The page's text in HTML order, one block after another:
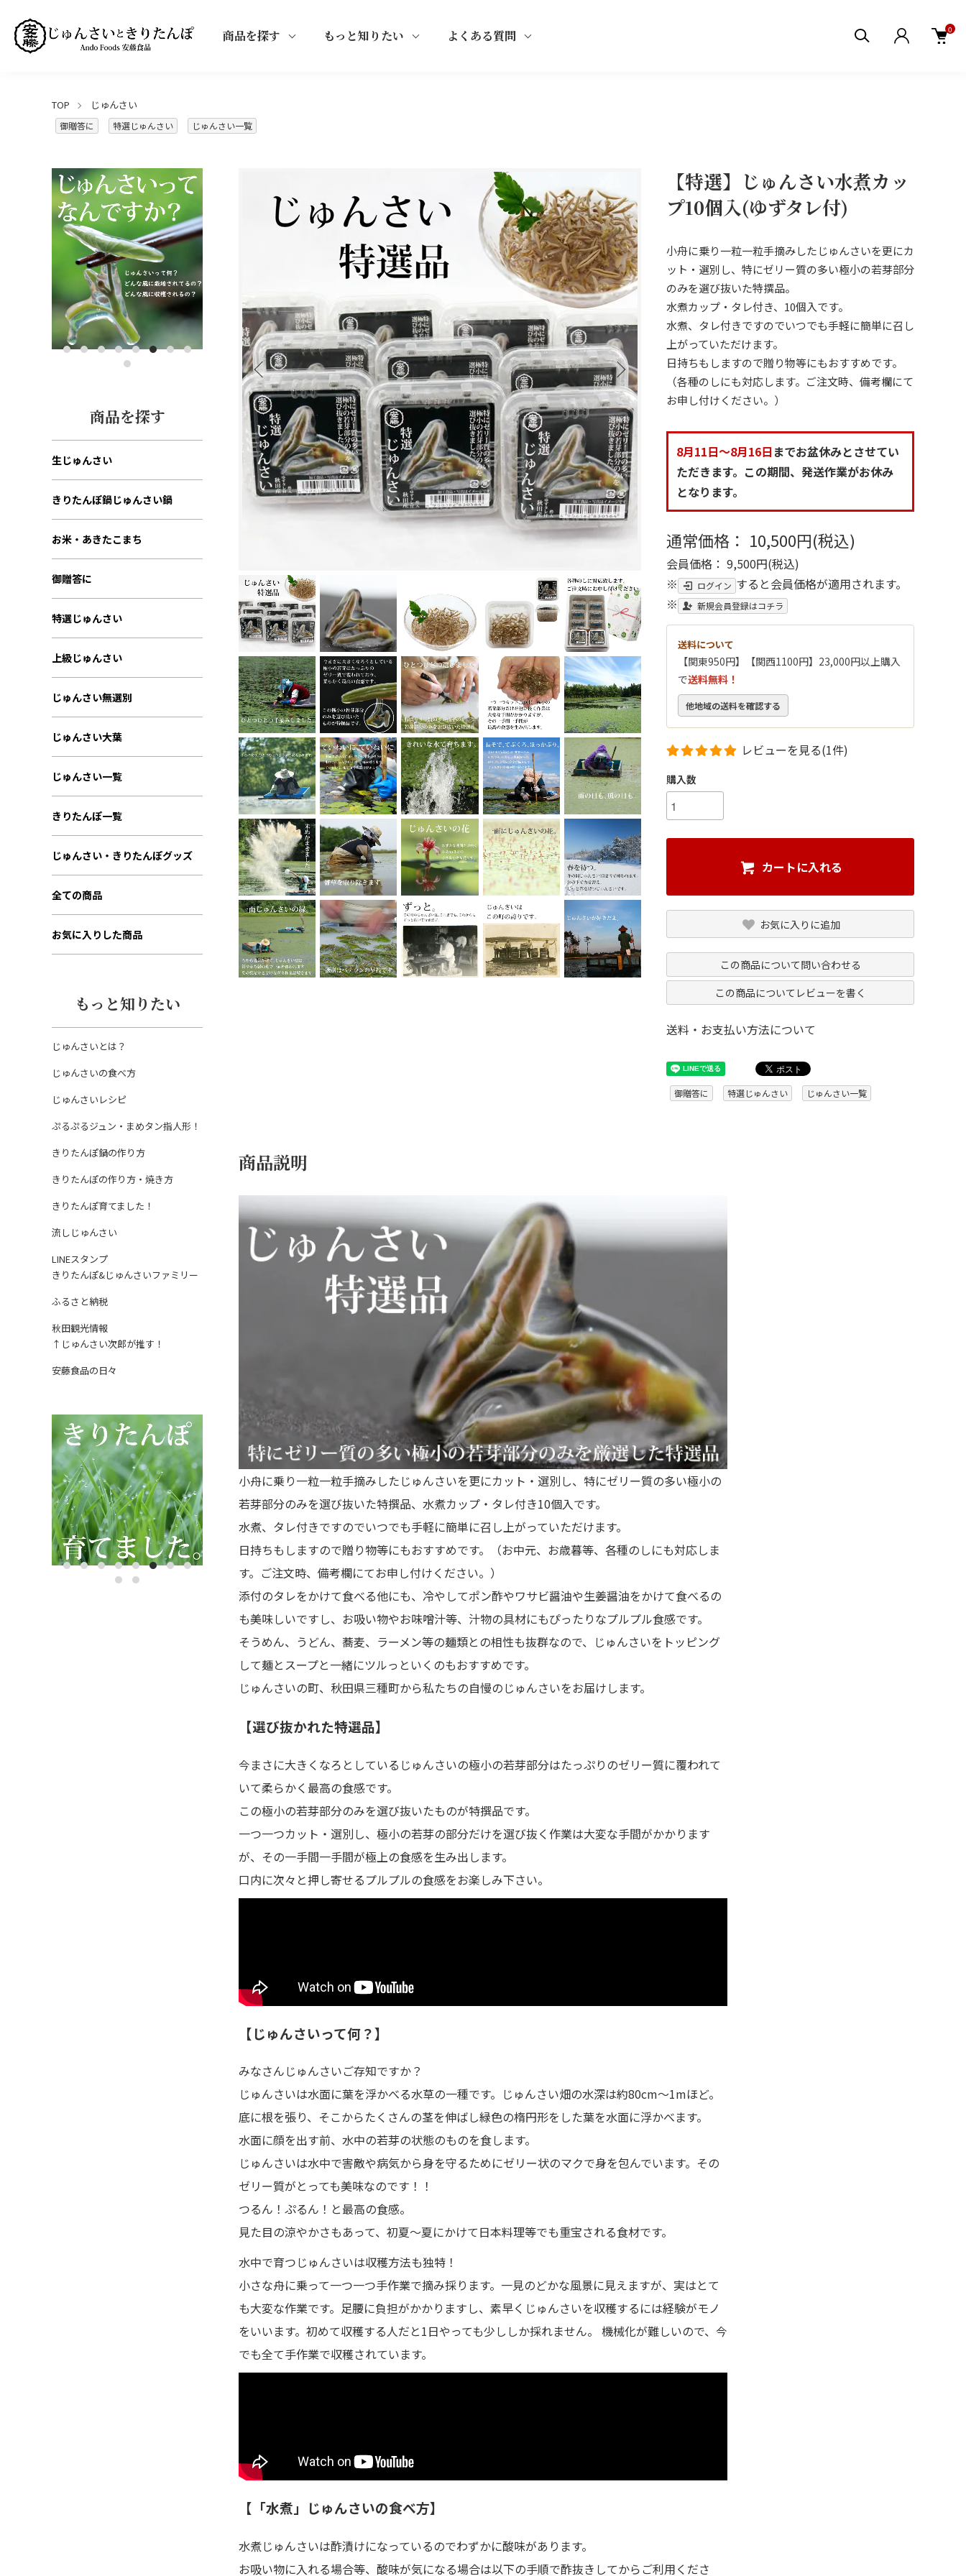
商品を探す もっと知りたい よくある質問 0
TOP じゅんさい
御贈答に 特選じゅんさい じゅんさい一覧
【特選】じゅんさい水煮カッ
プ10個入(ゆずタレ付)
小舟に乗り一粒一粒手摘みしたじゅんさいを更にカ
ット・選別し、特にゼリー質の多い極小の若芽部分
のみを選び抜いた特撰品。
水煮カップ・タレ付き、10個入です。
水煮、タレ付きですのでいつでも手軽に簡単に召し
上がっていただけます。
日持ちもしますので贈り物等にもおすすめです。
（各種のしにも対応します。ご注文時、備考欄にて
お申し付けください。）
8月11日～8月16日 までお盆休みとさせてい
ただきます。この期間、発送作業がお休み
となります。
通常価格： 10,500円(税込)
会員価格： 9,500円(税込)
※
ログイン すると会員価格が適用されます。
※
新規会員登録はコチラ
送料について
【関東950円】【関西1100円】23,000円以上購入
で送料無料！
他地域の送料を確認する
レビューを見る(1件)
購入数
カートに入れる
お気に入りに追加
この商品について問い合わせる
この商品についてレビューを書く
送料・お支払い方法について
御贈答に 特選じゅんさい じゅんさい一覧
商品説明
小舟に乗り一粒一粒手摘みしたじゅんさいを更にカット・選別し、特にゼリー質の多い極小の
若芽部分のみを選び抜いた特撰品、水煮カップ・タレ付き10個入です。
水煮、タレ付きですのでいつでも手軽に簡単に召し上がっていただけます。
日持ちもしますので贈り物等にもおすすめです。（お中元、お歳暮等、各種のしにも対応しま
す。ご注文時、備考欄にてお申し付けください。）
添付のタレをかけて食べる他にも、冷やしてポン酢やワサビ醤油や生姜醤油をかけて食べるの
も美味しいですし、お吸い物やお味噌汁等、汁物の具材にもぴったりなプルプル食感です。
そうめん、うどん、蕎麦、ラーメン等の麺類との相性も抜群なので、じゅんさいをトッピング
して麺とスープと一緒にツルっといくのもおすすめです。
じゅんさいの町、秋田県三種町から私たちの自慢のじゅんさいをお届けします。
【選び抜かれた特選品】
今まさに大きくなろとしているじゅんさいの極小の若芽部分はたっぷりのゼリー質に覆われて
いて柔らかく最高の食感です。
この極小の若芽部分のみを選び抜いたものが特撰品です。
一つ一つカット・選別し、極小の若芽の部分だけを選び抜く作業は大変な手間がかかります
が、その一手間一手間が極上の食感を生み出します。
口内に次々と押し寄せるプルプルの食感をお楽しみ下さい。
【じゅんさいって何？】
みなさんじゅんさいご存知ですか？
じゅんさいは水面に葉を浮かべる水草の一種です。じゅんさい畑の水深は約80cm～1mほど。
底に根を張り、そこからたくさんの茎を伸ばし緑色の楕円形をした葉を水面に浮かべます。
水面に顔を出す前、水中の若芽の状態のものを食します。
じゅんさいは水中で害敵や病気から身を守るためにゼリー状のマクで身を包んでいます。その
ゼリー質がとっても美味なのです！！
つるん！ぷるん！と最高の食感。
見た目の涼やかさもあって、初夏〜夏にかけて日本料理等でも重宝される食材です。
水中で育つじゅんさいは収穫方法も独特！
小さな舟に乗って一つ一つ手作業で摘み採ります。一見のどかな風景に見えますが、実はとて
も大変な作業です。足腰に負担がかかりますし、素早くじゅんさいを収穫するには経験がモノ
をいいます。初めて収穫する人だと1日やっても少ししか採れません。 機械化が難しいので、今
でも全て手作業で収穫されています。
【「水煮」じゅんさいの食べ方】
水煮じゅんさいは酢漬けになっているのでわずかに酸味があります。
お吸い物に入れる場合等、酸味が気になる場合は以下の手順で酢抜きしてからご利用くださ
商品を探す
生じゅんさい
きりたんぽ鍋じゅんさい鍋
お米・あきたこまち
御贈答に
特選じゅんさい
上級じゅんさい
じゅんさい無選別
じゅんさい大葉
じゅんさい一覧
きりたんぽ一覧
じゅんさい・きりたんぽグッズ
全ての商品
お気に入りした商品
もっと知りたい
じゅんさいとは？
じゅんさいの食べ方
じゅんさいレシピ
ぷるぷるジュン・まめタン指人形！
きりたんぽ鍋の作り方
きりたんぽの作り方・焼き方
きりたんぽ育てました！
流しじゅんさい
LINEスタンプ
きりたんぽ&じゅんさいファミリー
ふるさと納税
秋田観光情報
↑じゅんさい次郎が推す！
安藤食品の日々